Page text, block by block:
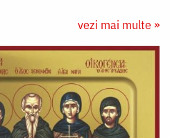
vezi mai multe »